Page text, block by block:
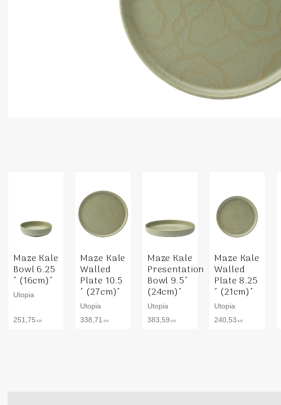
Maze Kale
Bowl 6.25
´ (16cm)´
Utopia
251,75 KR
Maze Kale
Walled
Plate 10.5
´ (27cm)´
Utopia
338,71
KR
Maze Kale
Presentation
Bowl 9.5´
(24cm)´
Utopia
383,59 KR
Maze Kale
Walled
Plate 8.25
´ (21cm)´
Utopia
240,53 KR